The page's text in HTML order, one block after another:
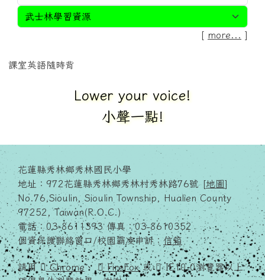
[ more... ]
課室英語隨時背
Don`t be afraid to make
mistakes.
花蓮縣秀林鄉秀林國民小學
地址：972花蓮縣秀林鄉秀林村秀林路76號 [ 地圖]
No.76,Sioulin, Sioulin Township, Hualien County
97252, Taiwan(R.O.C.)
電話：03-8611393 傳真：03-8610352
個資保護聯絡窗口/校園霸凌申訴： 信箱